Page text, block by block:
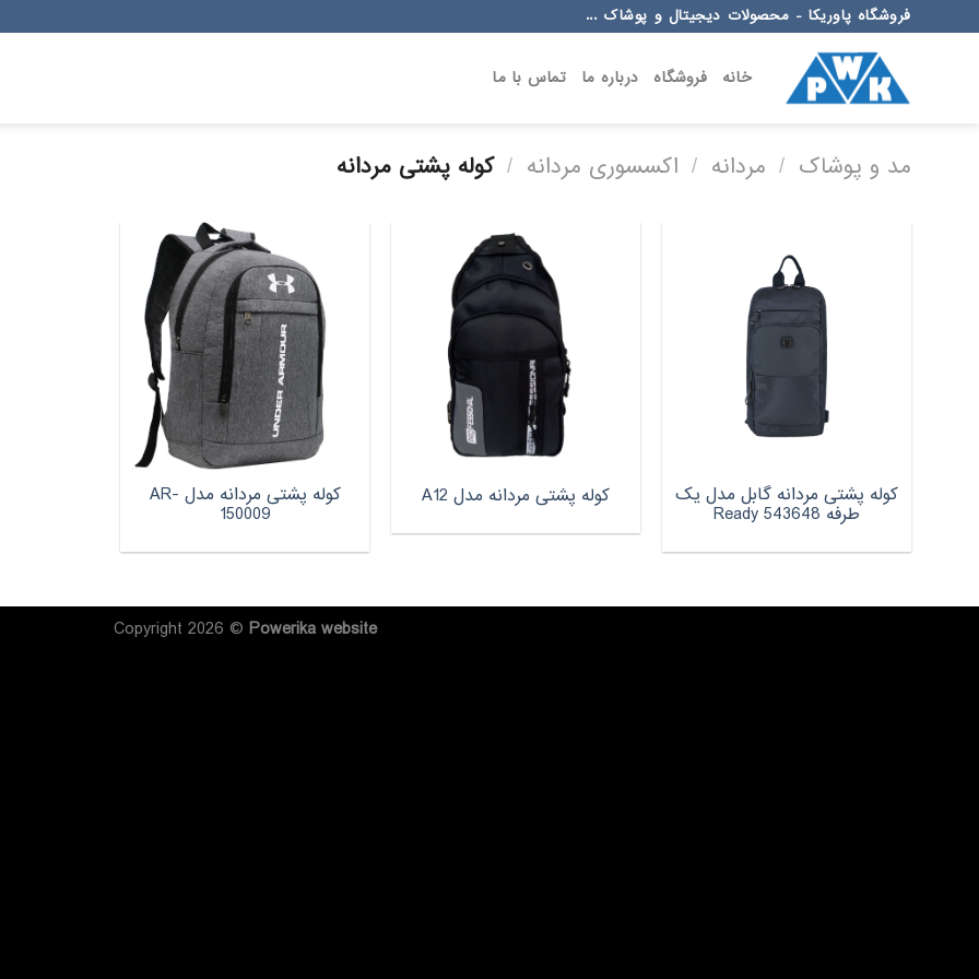
to
فروشگاه پاوریکا - محصولات دیجیتال و پوشاک ...
خانه فروشگاه درباره ما تماس با ما
مد و پوشاک / مردانه / اکسسوری مردانه / کوله پشتی مردانه
کوله پشتی مردانه گابل مدل یک
طرفه Ready 543648
کوله پشتی مردانه مدل A12 کوله پشتی مردانه مدل AR-
150009
Copyright 2026 © Powerikawebsite